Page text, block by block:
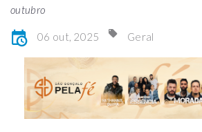
outubro
06 out, 2025 Geral